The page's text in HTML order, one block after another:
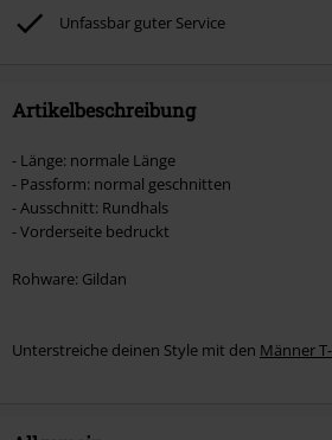
Böhse Onkelz, Broilers, Die Ärzte, Die Toten
Artikel, die einen Spendenbeitrag beinhalten.
Unfassbar guter Service
Artikelbeschreibung
- Länge: normale Länge
- Passform: normal geschnitten
- Ausschnitt: Rundhals
- Vorderseite bedruckt
Rohware: Gildan
Unterstreiche deinen Style mit den Männer